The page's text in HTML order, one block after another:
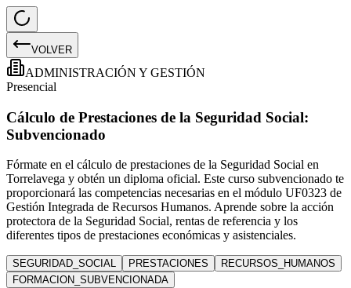
VOLVER
ADMINISTRACIÓN Y GESTIÓN
Presencial
Cálculo de Prestaciones de la Seguridad Social:
Subvencionado
Fórmate en el cálculo de prestaciones de la Seguridad Social en
Torrelavega y obtén un diploma oficial. Este curso subvencionado te
proporcionará las competencias necesarias en el módulo UF0323 de
Gestión Integrada de Recursos Humanos. Aprende sobre la acción
protectora de la Seguridad Social, rentas de referencia y los
diferentes tipos de prestaciones económicas y asistenciales.
SEGURIDAD_SOCIAL PRESTACIONES
RECURSOS_HUMANOS
FORMACION_SUBVENCIONADA